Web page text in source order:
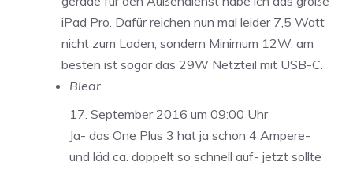
iPad Pro. Dafür reichen nun mal leider 7,5 Watt
nicht zum Laden, sondern Minimum 12W, am
besten ist sogar das 29W Netzteil mit USB-C.
Blear
17. September 2016 um 09:00 Uhr
Ja- das One Plus 3 hat ja schon 4 Ampere-
und läd ca. doppelt so schnell auf- jetzt sollte